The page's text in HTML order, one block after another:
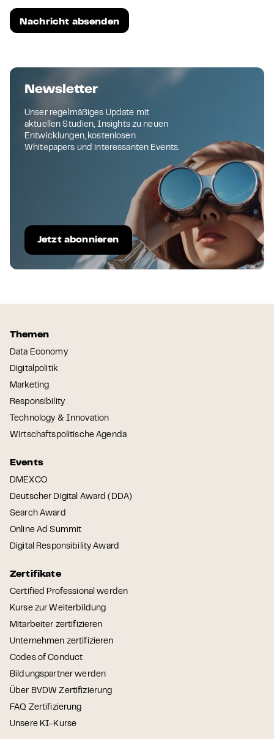
Newsletter
Unser regelmäßiges Update mit
aktuellen Studien, Insights zu neuen
Entwicklungen, kostenlosen
Whitepapers und interessanten Events.
Jetzt abonnieren
Themen
Data Economy
Digitalpolitik
Marketing
Responsibility
Technology & Innovation
Wirtschaftspolitische Agenda
Events
DMEXCO
Deutscher Digital Award (DDA)
Search Award
Online Ad Summit
Digital Responsibility Award
Zertifikate
Certified Professional werden
Kurse zur Weiterbildung
Mitarbeiter zertifizieren
Unternehmen zertifizieren
Codes of Conduct
Bildungspartner werden
Über BVDW Zertifizierung
FAQ Zertifizierung
Unsere KI-Kurse